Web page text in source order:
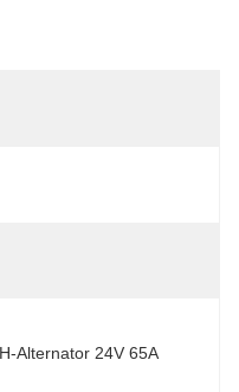
Alternator 24V 65A